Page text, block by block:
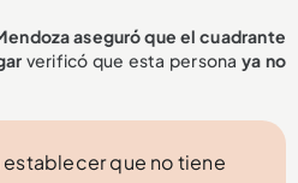
aseguró que el cuadrante
verificó que esta persona ya no
establecer que no tiene